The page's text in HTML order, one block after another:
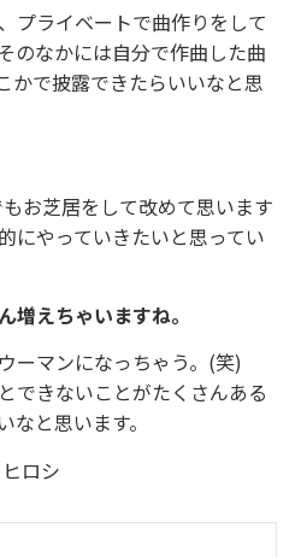
プライベートで曲作りをして
のなかには自分で作曲した曲
かで披露できたらいいなと思
お芝居をして改めて思います
にやっていきたいと思ってい
えちゃいますね。
ーマンになっちゃう。(笑)
できないことがたくさんある
と思います。
ロシ